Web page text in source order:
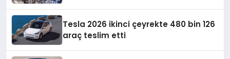
Tesla 2026 ikinci çeyrekte 480 bin 126
araç teslim etti